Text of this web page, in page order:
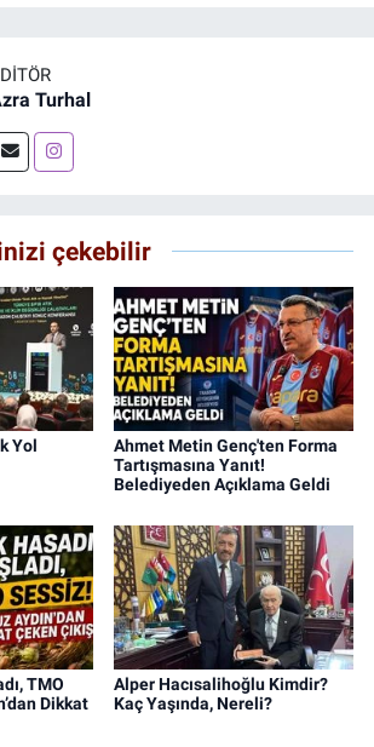
Turhal
çekebilir
Yol
Ahmet Metin Genç'ten Forma
Tartışmasına Yanıt!
Belediyeden Açıklama Geldi
TMO
Dikkat
Alper Hacısalihoğlu Kimdir?
Kaç Yaşında, Nereli?